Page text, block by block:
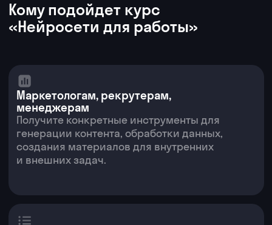
Внедряйте цифровые решения
без долгой разработки
и подрядчиков
Оставьте заявку и получите
консультацию по курсу от
эксперта по ИИ
+7